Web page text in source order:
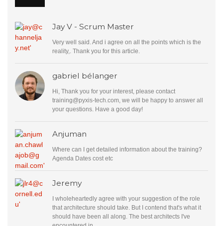
Jay V - Scrum Master
Very well said. And i agree on all the points which is the
reality,. Thank you for this article.
gabriel bélanger
Hi, Thank you for your interest, please contact
training@pyxis-tech.com, we will be happy to answer all
your questions. Have a good day!
Anjuman
Where can I get detailed information about the training?
Agenda Dates cost etc
Jeremy
I wholeheartedly agree with your suggestion of the role
that architecture should take. But I contend that's what it
should have been all along. The best architects I've